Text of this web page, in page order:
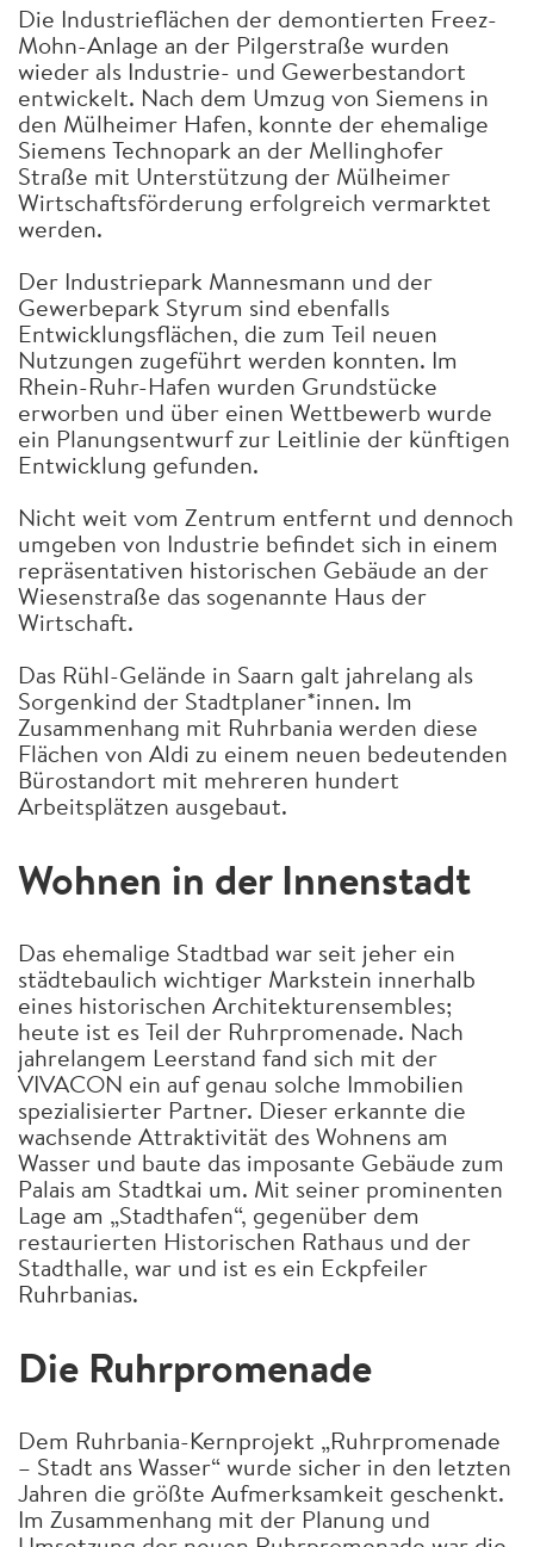
Die Industrieflächen der demontierten Freez-
Mohn-Anlage an der Pilgerstraße wurden
wieder als Industrie- und Gewerbestandort
entwickelt. Nach dem Umzug von Siemens in
den Mülheimer Hafen, konnte der ehemalige
Siemens Technopark an der Mellinghofer
Straße mit Unterstützung der Mülheimer
Wirtschaftsförderung erfolgreich vermarktet
werden.
Der Industriepark Mannesmann und der
Gewerbepark Styrum sind ebenfalls
Entwicklungsflächen, die zum Teil neuen
Nutzungen zugeführt werden konnten. Im
Rhein-Ruhr-Hafen wurden Grundstücke
erworben und über einen Wettbewerb wurde
ein Planungsentwurf zur Leitlinie der künftigen
Entwicklung gefunden.
Nicht weit vom Zentrum entfernt und dennoch
umgeben von Industrie befindet sich in einem
repräsentativen historischen Gebäude an der
Wiesenstraße das sogenannte Haus der
Wirtschaft.
Das Rühl-Gelände in Saarn galt jahrelang als
Sorgenkind der Stadtplaner*innen. Im
Zusammenhang mit Ruhrbania werden diese
Flächen von Aldi zu einem neuen bedeutenden
Bürostandort mit mehreren hundert
Arbeitsplätzen ausgebaut.
Wohnen in der Innenstadt
Das ehemalige Stadtbad war seit jeher ein
städtebaulich wichtiger Markstein innerhalb
eines historischen Architekturensembles;
heute ist es Teil der Ruhrpromenade. Nach
jahrelangem Leerstand fand sich mit der
VIVACON ein auf genau solche Immobilien
spezialisierter Partner. Dieser erkannte die
wachsende Attraktivität des Wohnens am
Wasser und baute das imposante Gebäude zum
Palais am Stadtkai um. Mit seiner prominenten
Lage am „Stadthafen“, gegenüber dem
restaurierten Historischen Rathaus und der
Stadthalle, war und ist es ein Eckpfeiler
Ruhrbanias.
Die Ruhrpromenade
Dem Ruhrbania-Kernprojekt „Ruhrpromenade
– Stadt ans Wasser“ wurde sicher in den letzten
Jahren die größte Aufmerksamkeit geschenkt.
Im Zusammenhang mit der Planung und